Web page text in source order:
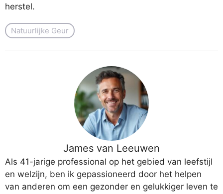
herstel.
Natuurlijke Geur
James van Leeuwen
Als 41-jarige professional op het gebied van leefstijl
en welzijn, ben ik gepassioneerd door het helpen
van anderen om een gezonder en gelukkiger leven te